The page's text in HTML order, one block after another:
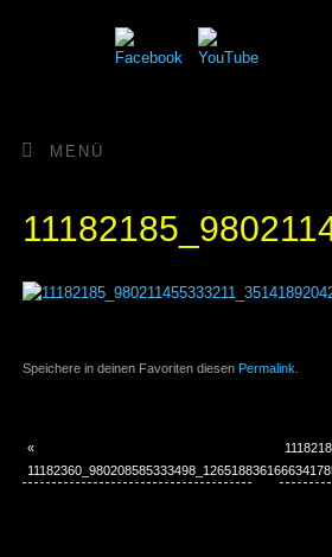
MENÜ
Speichere in deinen Favoriten diesen Permalink
«